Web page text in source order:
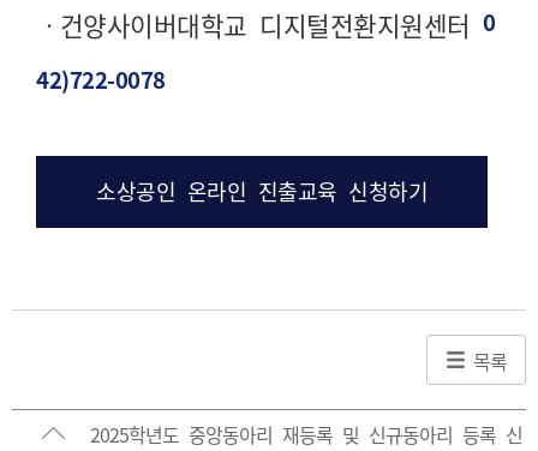
ㆍ 건양사이버대학교 디지털전환지원센터 0
42)722-0078
소상공인 온라인 진출교육 신청하기
목록
2025학년도 중앙동아리 재등록 및 신규동아리 등록 신